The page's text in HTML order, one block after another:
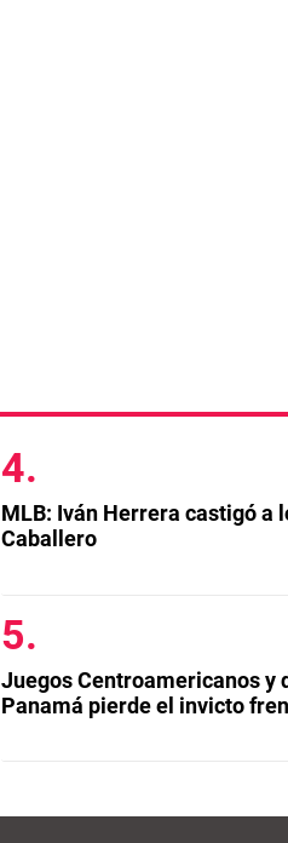
MLB: Iván Herrera castigó a
Caballero
Juegos Centroamericanos y
Panamá pierde el invicto